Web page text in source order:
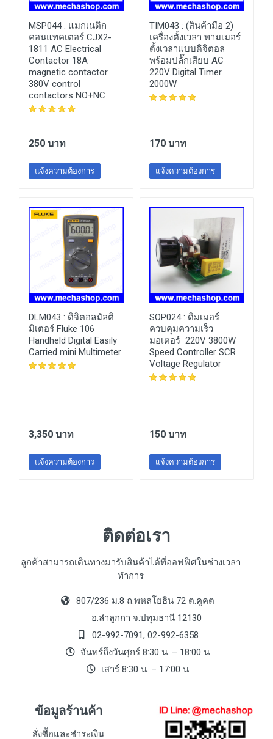
MSP044 : แมกเนติก
คอนแทคเตอร์ CJX2-
1811 AC Electrical
Contactor 18A
magnetic contactor
380V control
contactors NO+NC
250 บาท
แจ้งความต้องการ
DLM043 : ดิจิตอลมัลติ
มิเตอร์ Fluke 106
Handheld Digital Easily
Carried mini Multimeter
3,350 บาท
แจ้งความต้องการ
TIM043 : (สินค้ามือ 2)
เครื่องตั้งเวลา ทามเมอร์
ตั้งเวลาแบบดิจิตอล
พร้อมปลั๊กเสียบ AC
220V Digital Timer
2000W
170 บาท
แจ้งความต้องการ
SOP024 : ดิมเมอร์
ควบคุมความเร็ว
มอเตอร์ 220V 3800W
Speed Controller SCR
Voltage Regulator
150 บาท
แจ้งความต้องการ
ติดต่อเรา
ลูกค้าสามารถเดินทางมารับสินค้าได้ที่ออฟฟิศในช่วงเวลา
ทำการ
807/236 ม.8 ถ.พหลโยธิน 72 ต.คูคต
อ.ลำลูกกา จ.ปทุมธานี 12130
02-992-7091, 02-992-6358
จันทร์ถึงวันศุกร์ 8:30 น. – 18:00 น
เสาร์ 8:30 น. – 17:00 น
ข้อมูลร้านค้า
สั่งซื้อและชำระเงิน